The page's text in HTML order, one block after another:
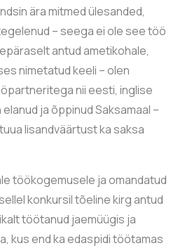
ära mitmed ülesanded,
– seega ei ole see töö
antud ametikohale,
nimetatud keeli – olen
nii eesti, inglise
ja õppinud Saksamaal –
lisandväärtust ka saksa
töökogemusele ja omandatud
konkursil tõeline kirg antud
töötanud jaemüügis ja
kus end ka edaspidi töötamas